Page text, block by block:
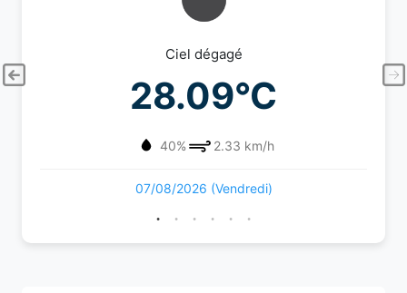
Ciel dégagé
28.09°C
40% 2.33 km/h
07/08/2026 (Vendredi)